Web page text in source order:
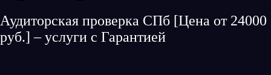
Аудиторская проверка СПб [Цена от 24000
руб.] – услуги c Гарантией